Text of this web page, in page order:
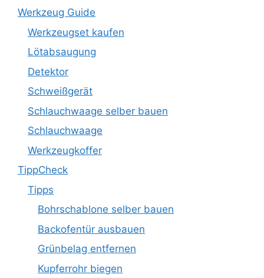
Werkzeug Guide
Werkzeugset kaufen
Lötabsaugung
Detektor
Schweißgerät
Schlauchwaage selber bauen
Schlauchwaage
Werkzeugkoffer
TippCheck
Tipps
Bohrschablone selber bauen
Backofentür ausbauen
Grünbelag entfernen
Kupferrohr biegen